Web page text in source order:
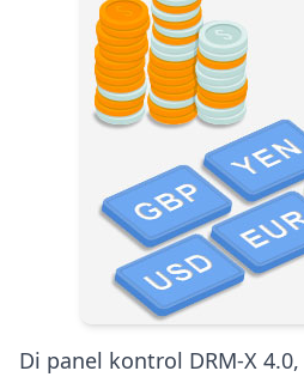
Di panel kontrol DRM-X